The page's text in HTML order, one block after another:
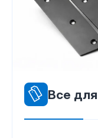
Все